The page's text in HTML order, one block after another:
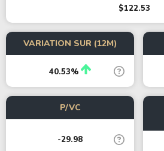
$122.53
VARIATION SUR (12M)
40.53%
P/VC
-29.98